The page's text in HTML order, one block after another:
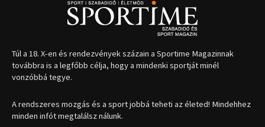
Túl a 18. X-en és rendezvények százain a Sportime Magazinnak
továbbra is a legfőbb célja, hogy a mindenki sportját minél
vonzóbbá tegye.
A rendszeres mozgás és a sport jobbá teheti az életed! Mindehhez
minden infót megtalálsz nálunk.